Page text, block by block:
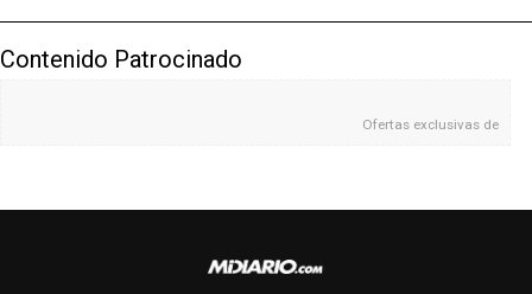
Contenido Patrocinado
Ofertas exclusivas de